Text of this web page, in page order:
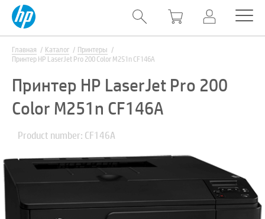
Главная Каталог
Принтеры
Принтер HP LaserJet Pro 200 Color M251n CF146A
Принтер HP LaserJet Pro 200
Color M251n CF146A
Product number: CF146A